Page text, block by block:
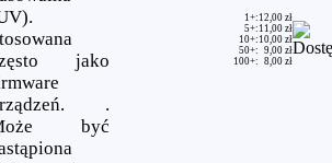
jako
.
być
1+: 12,00 zł
5+: 11,00 zł
10+: 10,00 zł
50+: 9,00 zł
100+: 8,00 zł